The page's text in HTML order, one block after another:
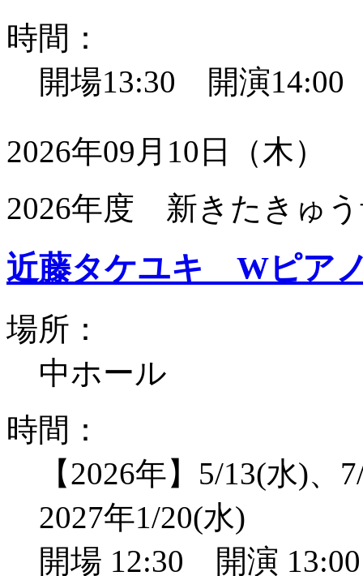
時間：
開場13:30 開演14:00
2026年09月10日（木）
2026年度 新きたきゅ
近藤タケユキ Wピア
場所：
中ホール
時間：
【2026年】5/13(水)
2027年1/20(水)
開場 12:30 開演